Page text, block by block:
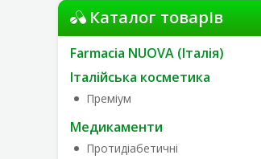
Каталог товарів
Farmacia NUOVA (Італія)
Італійська косметика
Преміум
Медикаменти
Протидіабетичні